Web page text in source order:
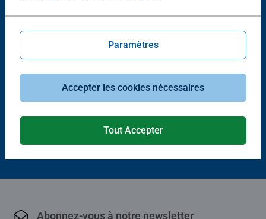
L'arbre généalogique
32,90 €
Harry Potter
Puzzle adulte
18,00 €
Abonnez-vous à notre newsletter
Paramètres
Accepter les cookies nécessaires
Tout Accepter